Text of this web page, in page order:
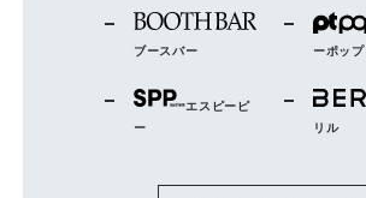
ブースバー
エスピーピ
ー
ーポップ
リル